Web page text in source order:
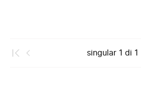
singular 1 di 1